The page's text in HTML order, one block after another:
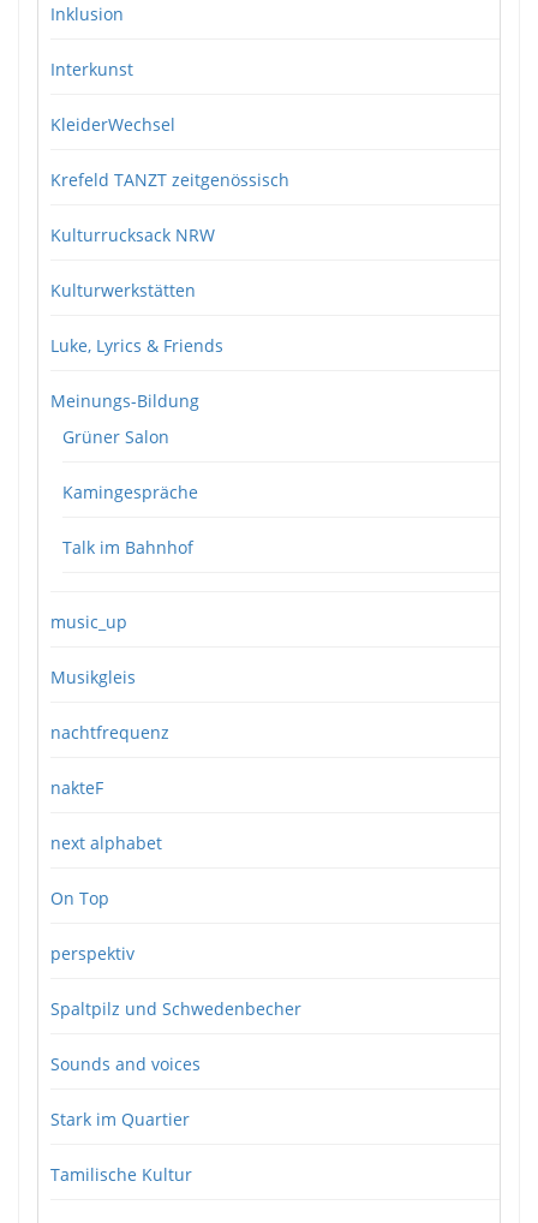
Inklusion
Interkunst
KleiderWechsel
Krefeld TANZT zeitgenössisch
Kulturrucksack NRW
Kulturwerkstätten
Luke, Lyrics & Friends
Meinungs-Bildung
Grüner Salon
Kamingespräche
Talk im Bahnhof
music_up
Musikgleis
nachtfrequenz
nakteF
next alphabet
On Top
perspektiv
Spaltpilz und Schwedenbecher
Sounds and voices
Stark im Quartier
Tamilische Kultur